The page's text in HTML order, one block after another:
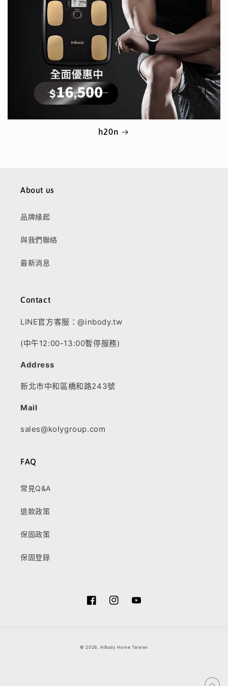
h20n
About us
品牌緣起
與我們聯絡
最新消息
Contact
LINE官方客服：@inbody.tw
(中午12:00-13:00暫停服務)
Address
新北市中和區橋和路243號
Mail
sales@kolygroup.com
FAQ
常見Q&A
退款政策
保固政策
保固登錄
FacebookInstagramYouTube
© 2026, InBody Home Taiwan